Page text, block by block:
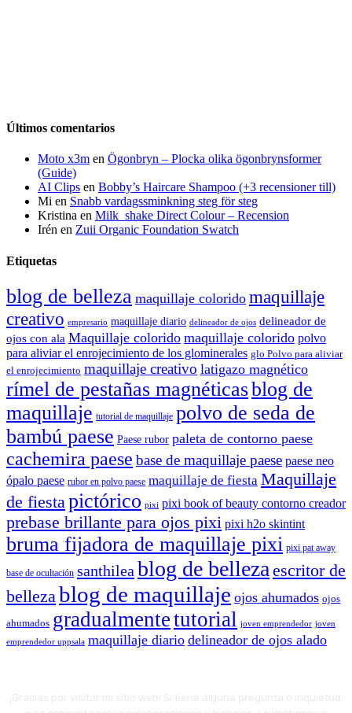
Últimos comentarios
Moto x3m en Ögonbryn – Plocka olika ögonbrynsformer
(Guide)
AI Clips en Bobby’s Haircare Shampoo (+3 recensioner till)
Mi en Snabb vardagssminkning steg för steg
Kristina en Milk_shake Direct Colour – Recension
Irén en Zuii Organic Foundation Swatch
Etiquetas
blog de belleza maquillaje colorido maquillaje
creativo empresario maquillaje diario delineador de ojos delineador de
ojos con ala Maquillaje colorido maquillaje colorido polvo
para aliviar el enrojecimiento de los glominerales glo Polvo para aliviar
el enrojecimiento maquillaje creativo latigazo magnético
rímel de pestañas magnéticasblog de
maquillaje tutorial de maquillaje polvo de seda de
bambú paese Paese rubor paleta de contorno paese
cachemira paese base de maquillaje paese paese neo
ópalo paese rubor en polvo paese maquillaje de fiesta Maquillaje
de fiestapictórico pixi pixi book of beauty contorno creador
prebase brillante para ojos pixi pixi h2o skintint
bruma fijadora de maquillaje pixi pixi pat away
base de ocultación santhilea blog de belleza escritor de
belleza blog de maquillaje ojos ahumados ojos
ahumados gradualmentetutorial joven emprendedor joven
emprendedor uppsala maquillaje diario delineador de ojos alado